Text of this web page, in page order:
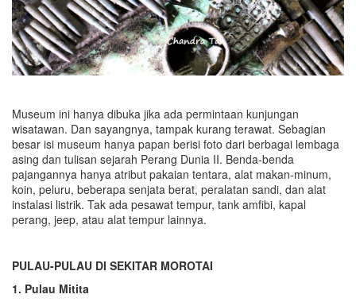
Museum ini hanya dibuka jika ada permintaan kunjungan
wisatawan. Dan sayangnya, tampak kurang terawat. Sebagian
besar isi museum hanya papan berisi foto dari berbagai lembaga
asing dan tulisan sejarah Perang Dunia II. Benda-benda
pajangannya hanya atribut pakaian tentara, alat makan-minum,
koin, peluru, beberapa senjata berat, peralatan sandi, dan alat
instalasi listrik. Tak ada pesawat tempur, tank amfibi, kapal
perang, jeep, atau alat tempur lainnya.
PULAU-PULAU DI SEKITAR MOROTAI
1. Pulau Mitita